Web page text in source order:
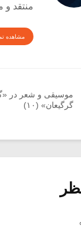
منتقد
مشاهده
موسیقی و شعر در
گرگیعان» (۱۰)